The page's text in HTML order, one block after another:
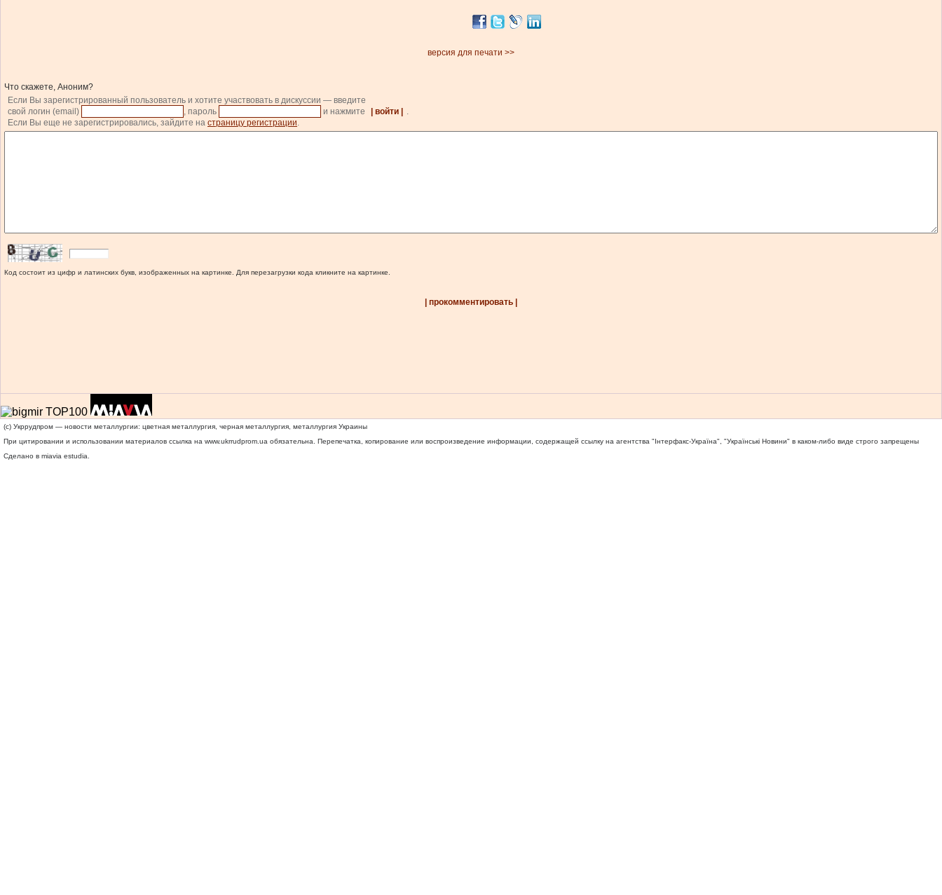
версия для печати >>
Что скажете, Аноним?
Если Вы зарегистрированный пользователь и хотите участвовать в дискуссии — введите
свой логин (email)
, пароль и нажмите | войти |
.
Если Вы еще не зарегистрировались, зайдите на страницу регистрации.
Код состоит из цифр и латинских букв, изображенных на картинке. Для перезагрузки кода кликните на картинке.
| прокомментировать |
(c) Укррудпром — новости металлургии: цветная металлургия, черная металлургия, металлургия Украины
При цитировании и использовании материалов ссылка на www.ukrrudprom.ua обязательна. Перепечатка, копирование или воспроизведение информации, содержащей ссылку на агентства "Iнтерфакс-Україна", "Українськi Новини" в каком-либо виде строго запрещены
Сделано в miavia estudia.